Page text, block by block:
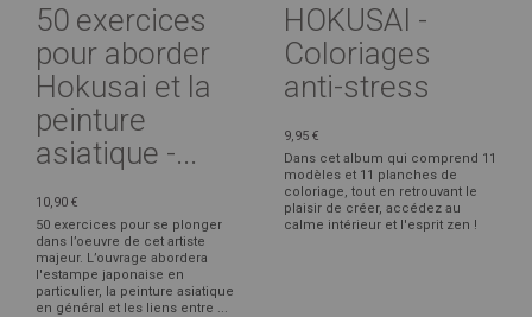
50 exercices
pour aborder
Hokusai et la
peinture
asiatique -...
10,90 €
50 exercices pour se plonger
dans l’oeuvre de cet artiste
majeur. L’ouvrage abordera
l'estampe japonaise en
particulier, la peinture asiatique
en général et les liens entre ...
HOKUSAI -
Coloriages
anti-stress
9,95 €
Dans cet album qui comprend 11
modèles et 11 planches de
coloriage, tout en retrouvant le
plaisir de créer, accédez au
calme intérieur et l'esprit zen !